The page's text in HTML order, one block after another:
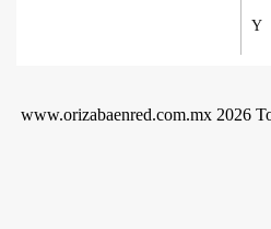
Y
www.orizabaenred.com.mx 2026